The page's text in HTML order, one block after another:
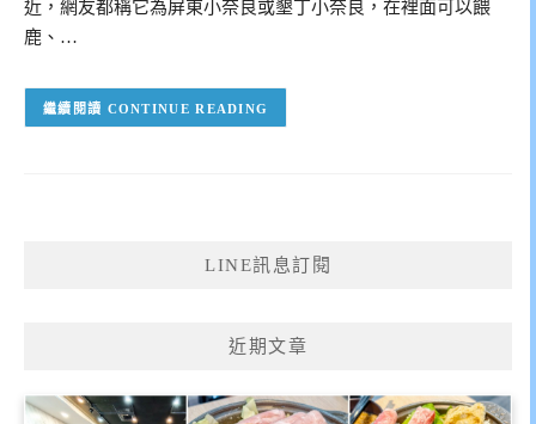
近，網友都稱它為屏東小奈良或墾丁小奈良，在裡面可以餵
鹿、…
CONTINUE READING
LINE訊息訂閱
近期文章